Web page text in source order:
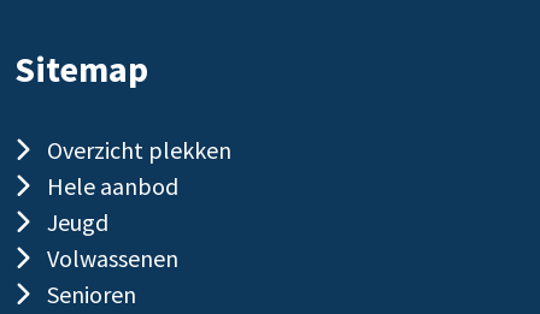
Sitemap
Overzicht plekken
Hele aanbod
Jeugd
Volwassenen
Senioren